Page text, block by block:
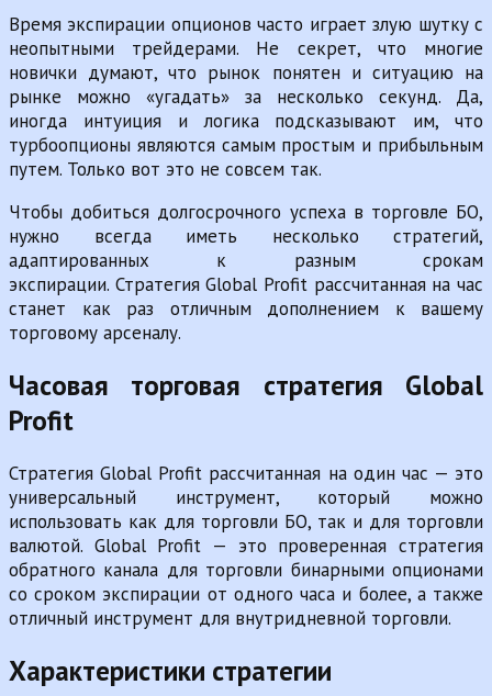
Время экспирации опционов часто играет злую шутку с
неопытными трейдерами. Не секрет, что многие
новички думают, что рынок понятен и ситуацию на
рынке можно «угадать» за несколько секунд. Да,
иногда интуиция и логика подсказывают им, что
турбоопционы являются самым простым и прибыльным
путем. Только вот это не совсем так.
Чтобы добиться долгосрочного успеха в торговле БО,
нужно всегда иметь несколько стратегий,
адаптированных к разным срокам
экспирации. Стратегия Global Profit рассчитанная на час
станет как раз отличным дополнением к вашему
торговому арсеналу.
Часовая торговая стратегия Global
Profit
Стратегия Global Profit рассчитанная на один час — это
универсальный инструмент, который можно
использовать как для торговли БО, так и для торговли
валютой. Global Profit — это проверенная стратегия
обратного канала для торговли бинарными опционами
со сроком экспирации от одного часа и более, а также
отличный инструмент для внутридневной торговли.
Характеристики стратегии